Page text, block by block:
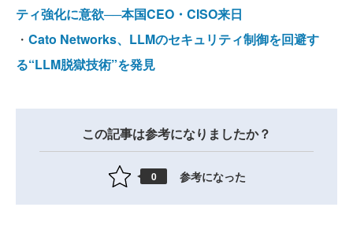
ティ強化に意欲──本国CEO・CISO来日
・ Cato Networks、LLMのセキュリティ制御を回避す
る“LLM脱獄技術”を発見
この記事は参考になりましたか？
0 参考になった